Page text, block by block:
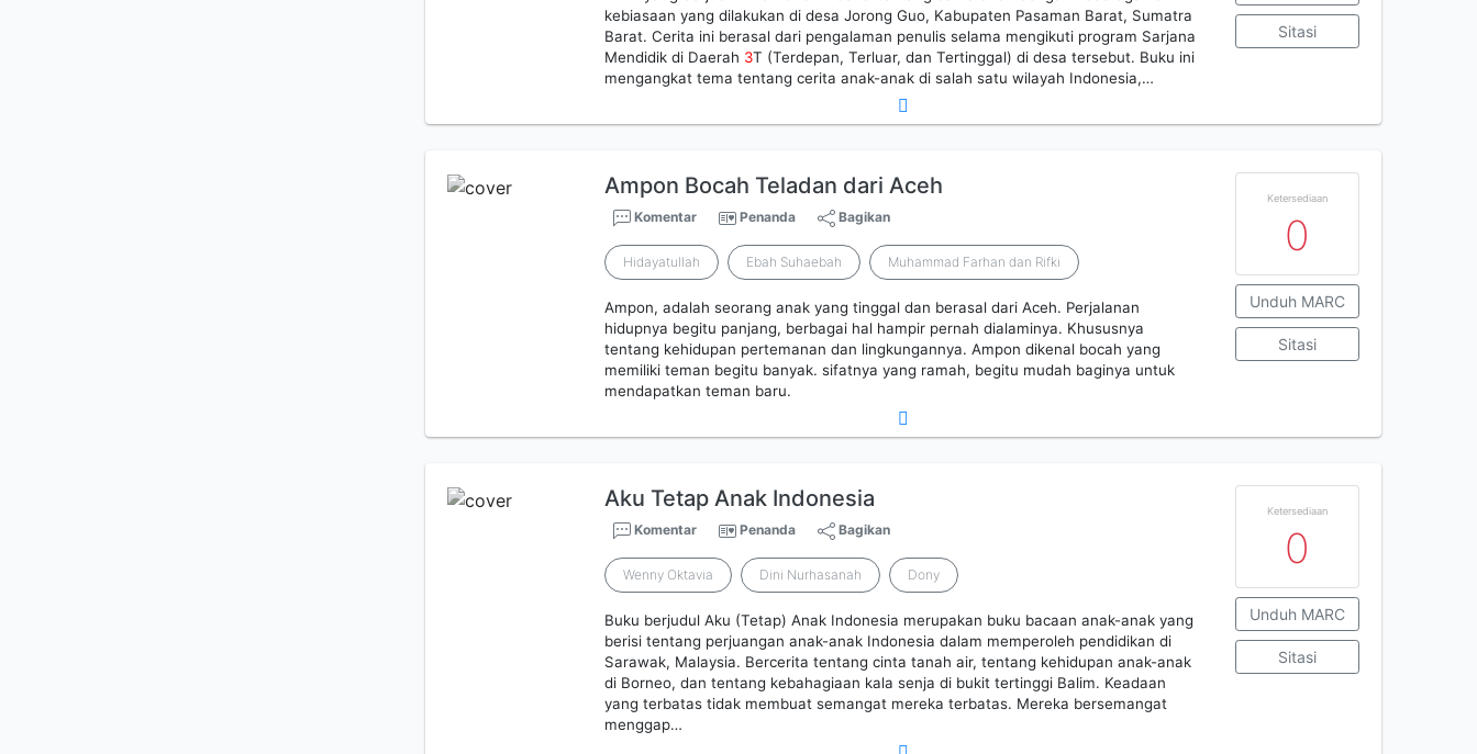
kebiasaan yang dilakukan di desa Jorong Guo, Kabupaten Pasaman Barat, Sumatra
Barat. Cerita ini berasal dari pengalaman penulis selama mengikuti program Sarjana
Mendidik di Daerah 3T (Terdepan, Terluar, dan Tertinggal) di desa tersebut. Buku ini
mengangkat tema tentang cerita anak-anak di salah satu wilayah Indonesia,…
Sitasi
Ampon Bocah Teladan dari Aceh
Komentar Penanda Bagikan
Hidayatullah Ebah Suhaebah Muhammad Farhan dan Rifki
Ampon, adalah seorang anak yang tinggal dan berasal dari Aceh. Perjalanan
hidupnya begitu panjang, berbagai hal hampir pernah dialaminya. Khususnya
tentang kehidupan pertemanan dan lingkungannya. Ampon dikenal bocah yang
memiliki teman begitu banyak. sifatnya yang ramah, begitu mudah baginya untuk
mendapatkan teman baru.
Ketersediaan
0
Unduh MARC
Sitasi
Aku Tetap Anak Indonesia
Komentar Penanda Bagikan
Wenny Oktavia Dini Nurhasanah Dony
Buku berjudul Aku (Tetap) Anak Indonesia merupakan buku bacaan anak-anak yang
berisi tentang perjuangan anak-anak Indonesia dalam memperoleh pendidikan di
Sarawak, Malaysia. Bercerita tentang cinta tanah air, tentang kehidupan anak-anak
di Borneo, dan tentang kebahagiaan kala senja di bukit tertinggi Balim. Keadaan
yang terbatas tidak membuat semangat mereka terbatas. Mereka bersemangat
menggap…
Ketersediaan
0
Unduh MARC
Sitasi